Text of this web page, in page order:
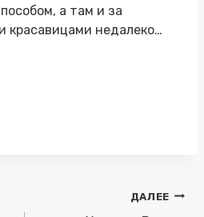
а там и за
красавицами недалеко…
ДАЛЕЕ